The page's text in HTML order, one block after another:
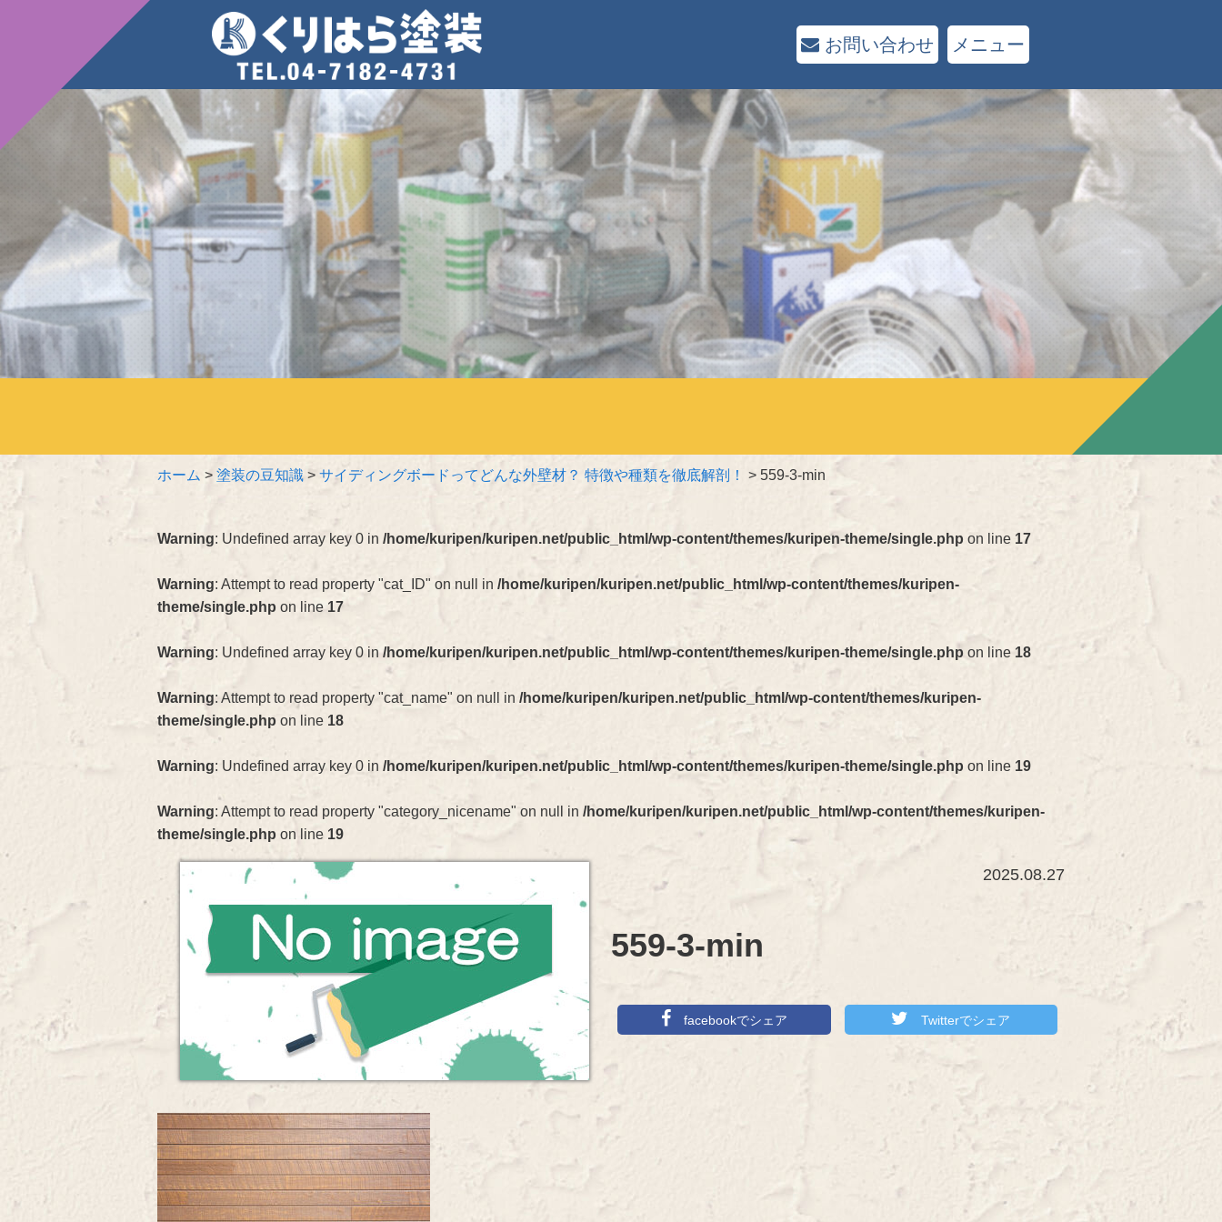
お問い合わせ メニュー
ホーム >塗装の豆知識 >サイディングボードってどんな外壁材？ 特徴や種類を徹底解剖！ >559-3-min
Warning: Undefined array key 0 in/home/kuripen/kuripen.net/public_html/wp-content/themes/kuripen-theme/single.php on line 17
Warning: Attempt to read property "cat_ID" on null in/home/kuripen/kuripen.net/public_html/wp-content/themes/kuripen-
theme/single.php on line 17
Warning: Undefined array key 0 in/home/kuripen/kuripen.net/public_html/wp-content/themes/kuripen-theme/single.php on line 18
Warning: Attempt to read property "cat_name" on null in/home/kuripen/kuripen.net/public_html/wp-content/themes/kuripen-
theme/single.php on line 18
Warning: Undefined array key 0 in/home/kuripen/kuripen.net/public_html/wp-content/themes/kuripen-theme/single.php on line 19
Warning: Attempt to read property "category_nicename" on null in/home/kuripen/kuripen.net/public_html/wp-content/themes/kuripen-
theme/single.php on line 19
2025.08.27
559-3-min
facebookでシェア Twitterでシェア